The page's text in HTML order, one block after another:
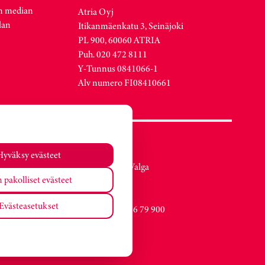
evästeet
pakolliset evästeet
median
Atria Oyj
Itikanmäenkatu 3, Seinäjoki
PL 900, 60060 ATRIA
Puh. 020 472 8111
Y-Tunnus 0841066-1
Alv numero FI08410661
Atria Viro
Metsa str. 19, Valga
Estonia
Vaihde +372 76 79 900